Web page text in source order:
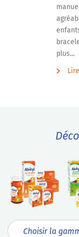
plus...